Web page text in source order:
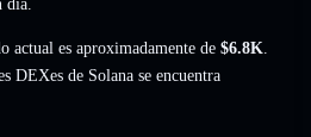
día.
actual es aproximadamente de $6.8K.
DEXes de Solana se encuentra